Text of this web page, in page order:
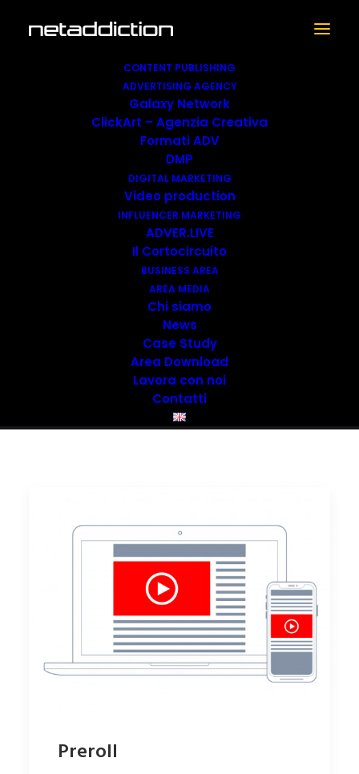
CONTENT PUBLISHING
ADVERTISING AGENCY
Galaxy Network
ClickArt – Agenzia Creativa
Formati ADV
DMP
DIGITAL MARKETING
Video production
INFLUENCER MARKETING
ADVER.LIVE
Il Cortocircuito
BUSINESS AREA
AREA MEDIA
Chi siamo
News
Case Study
Area Download
Lavora con noi
Contatti
ADMIN-NET
Preroll